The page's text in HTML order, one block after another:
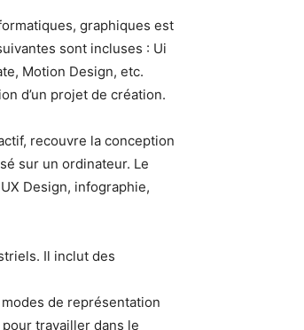
graphiques est
sont incluses : Ui
Motion Design, etc.
d’un projet de création.
recouvre la conception
sur un ordinateur. Le
Design, infographie,
Il inclut des
de représentation
travailler dans le